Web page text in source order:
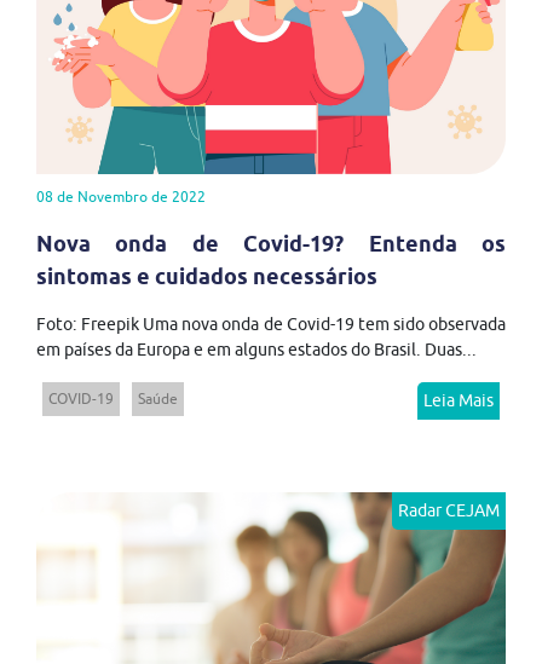
08 de Novembro de 2022
Nova onda de Covid-19? Entenda os
sintomas e cuidados necessários
Foto: Freepik Uma nova onda de Covid-19 tem sido observada
em países da Europa e em alguns estados do Brasil. Duas...
COVID-19 Saúde Leia Mais
Radar CEJAM